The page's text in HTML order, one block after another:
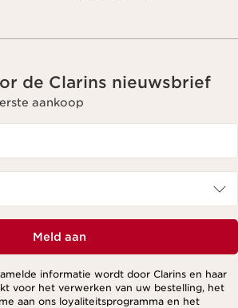
de Clarins nieuwsbrief
aankoop
Meld aan
informatie wordt door Clarins en haar
voor het verwerken van uw bestelling, het
aan ons loyaliteitsprogramma en het